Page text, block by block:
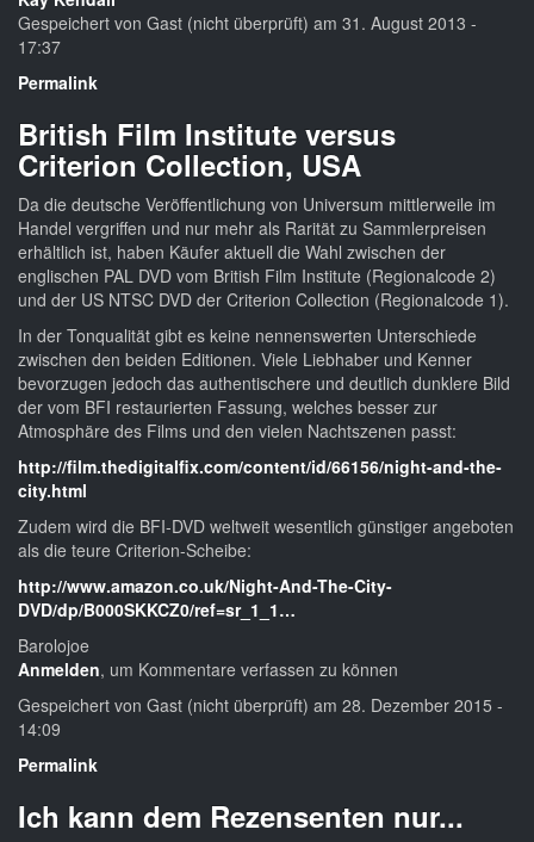
Gespeichert von Gast (nicht überprüft) am 31. August 2013 -
17:37
Permalink
British Film Institute versus
Criterion Collection, USA
Da die deutsche Veröffentlichung von Universum mittlerweile im
Handel vergriffen und nur mehr als Rarität zu Sammlerpreisen
erhältlich ist, haben Käufer aktuell die Wahl zwischen der
englischen PAL DVD vom British Film Institute (Regionalcode 2)
und der US NTSC DVD der Criterion Collection (Regionalcode 1).
In der Tonqualität gibt es keine nennenswerten Unterschiede
zwischen den beiden Editionen. Viele Liebhaber und Kenner
bevorzugen jedoch das authentischere und deutlich dunklere Bild
der vom BFI restaurierten Fassung, welches besser zur
Atmosphäre des Films und den vielen Nachtszenen passt:
http://film.thedigitalfix.com/content/id/66156/night-and-the-
city.html
Zudem wird die BFI-DVD weltweit wesentlich günstiger angeboten
als die teure Criterion-Scheibe:
http://www.amazon.co.uk/Night-And-The-City-
DVD/dp/B000SKKCZ0/ref=sr_1_1…
Barolojoe
Anmelden, um Kommentare verfassen zu können
Gespeichert von Gast (nicht überprüft) am 28. Dezember 2015 -
14:09
Permalink
Ich kann dem Rezensenten nur...